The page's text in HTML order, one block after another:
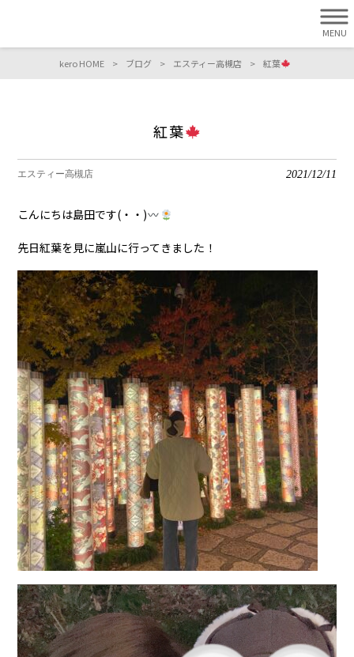
MENU
kero HOME > ブログ > エスティー高槻店 > 紅葉
紅葉
エスティー高槻店 2021/12/11
こんにちは島田です( ・・ )
先日紅葉を見に嵐山に行ってきました！